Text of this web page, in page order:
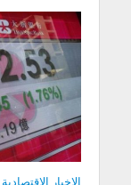
الاخبار الاقتصادية